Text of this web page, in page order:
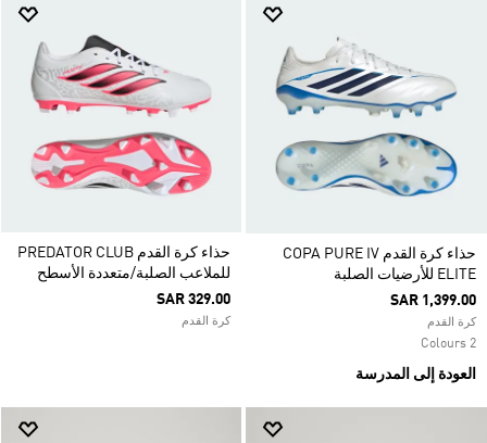
حذاء كرة القدم COPA PURE IV
ELITE للأرضيات الصلبة
SAR 1,399.00
كرة القدم
2 Colours
العودة إلى المدرسة
حذاء كرة القدم PREDATOR CLUB
للملاعب الصلبة/متعددة الأسطح
SAR 329.00
كرة القدم